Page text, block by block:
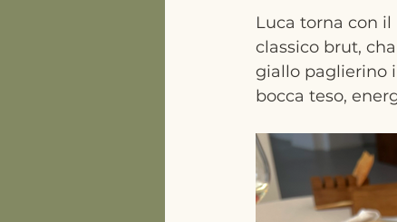
Luca torna con
classico brut,
giallo paglierino
bocca teso,